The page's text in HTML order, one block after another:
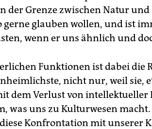
der Grenze zwischen Natur
gerne glauben wollen, und ist
wenn er uns ähnlich und
Funktionen ist dabei die
nicht nur, weil sie,
dem Verlust von intellektueller
was uns zu Kulturwesen
Konfrontation mit unserer